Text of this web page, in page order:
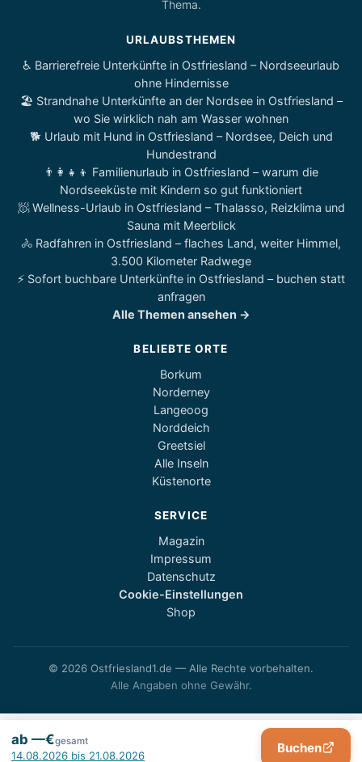
ab —€gesamt Buchen
Thema.
URLAUBSTHEMEN
♿ Barrierefreie Unterkünfte in Ostfriesland – Nordseeurlaub
ohne Hindernisse
🏖️ Strandnahe Unterkünfte an der Nordsee in Ostfriesland –
wo Sie wirklich nah am Wasser wohnen
🐕 Urlaub mit Hund in Ostfriesland – Nordsee, Deich und
Hundestrand
👨‍👩‍👧‍👦 Familienurlaub in Ostfriesland – warum die
Nordseeküste mit Kindern so gut funktioniert
🧖 Wellness-Urlaub in Ostfriesland – Thalasso, Reizklima und
Sauna mit Meerblick
🚴 Radfahren in Ostfriesland – flaches Land, weiter Himmel,
3.500 Kilometer Radwege
⚡ Sofort buchbare Unterkünfte in Ostfriesland – buchen statt
anfragen
Alle Themen ansehen →
BELIEBTE ORTE
Borkum
Norderney
Langeoog
Norddeich
Greetsiel
Alle Inseln
Küstenorte
SERVICE
Magazin
Impressum
Datenschutz
Cookie-Einstellungen
Shop
© 2026 Ostfriesland1.de — Alle Rechte vorbehalten.
Alle Angaben ohne Gewähr.